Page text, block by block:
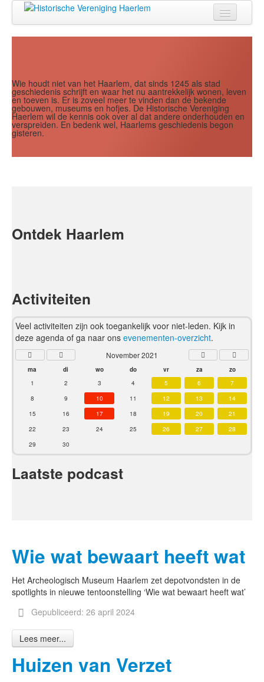
Zien
Lezen
Over ons
Wie houdt niet van het Haarlem, dat sinds 1245 als stad
geschiedenis schrijft en waar het nu aantrekkelijk wonen, leven
en toeven is. Er is zoveel meer te vinden dan de bekende
gebouwen, museums en hofjes. De Historische Vereniging
Haerlem wil de kennis ook over al dat andere onderhouden en
verspreiden. En bedenk wel, Haarlems geschiedenis begon
gisteren.
Ontdek Haarlem
Activiteiten
Veel activiteiten zijn ook toegankelijk voor niet-leden. Kijk in
deze agenda of ga naar ons evenementen-overzicht.
Jaar Maand Jaar
Maand
November 2021
ma di wo do vr za
zo
1
2 3 4 5 6
7
8
9 10 11 12 13
14
15
16 17 18 19 20
21
22
23 24 25 26 27
28
29
30
Laatste podcast
Wie wat bewaart heeft wat
Het Archeologisch Museum Haarlem zet depotvondsten in de
spotlights in nieuwe tentoonstelling ‘Wie wat bewaart heeft wat’
Gepubliceerd: 26 april 2024
Lees meer...
Huizen van Verzet